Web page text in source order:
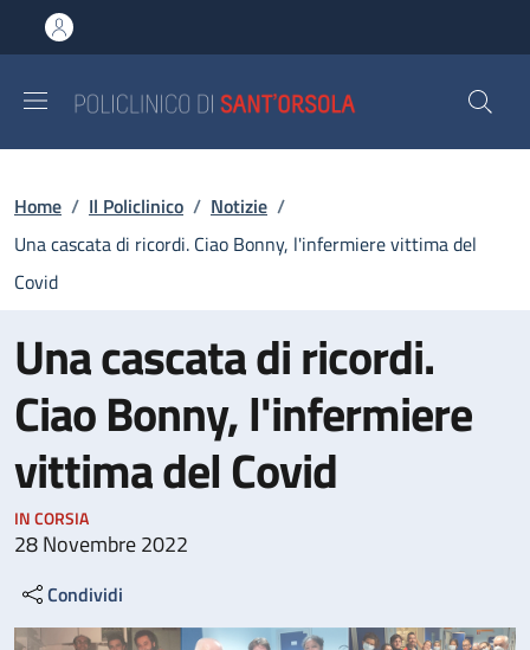
al contenuto principale
to footer content
Briciole di pane
Home / Il Policlinico / Notizie /
Una cascata di ricordi. Ciao Bonny, l'infermiere vittima del
Covid
Una cascata di ricordi.
Ciao Bonny, l'infermiere
vittima del Covid
IN CORSIA
28 Novembre 2022
Condividi